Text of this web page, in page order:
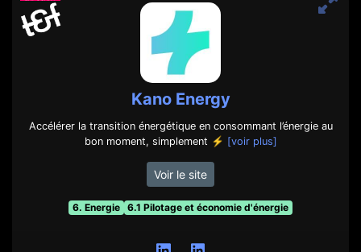
Kano Energy
Accélérer la transition énergétique en consommant l’énergie au
bon moment, simplement ⚡ [voir plus]
Voir le site
6. Energie 6.1 Pilotage et économie d'énergie